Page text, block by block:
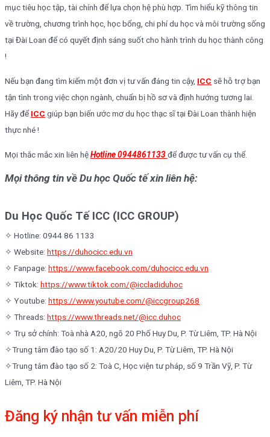
mục tiêu học tập, tài chính để lựa chọn hệ phù hợp. Tìm hiểu kỹ thông tin
về trường, chương trình học, học bổng, chi phí du học và môi trường sống
tại Đài Loan để có quyết định sáng suốt cho hành trình du học thành công
!
Nếu bạn đang tìm kiếm một đơn vị tư vấn đáng tin cậy, ICC sẽ hỗ trợ bạn
tận tình trong việc chọn ngành, chuẩn bị hồ sơ và định hướng tương lai.
Hãy đểICC giúp bạn biến ước mơ du học thạc sĩ tại Đài Loan thành hiện
thực nhé !
Mọi thắc mắc xin liên hệHotline 0944861133để được tư vấn cụ thể.
Mọi thông tin về Du học Quốc tế xin liên hệ:
Du Học Quốc Tế ICC (ICC GROUP)
✧ Hotline: 0944 86 1133
✧ Website: https://duhocicc.edu.vn
✧ Fanpage: https://www.facebook.com/duhocicc.edu.vn
✧ Tiktok: https://www.tiktok.com/@iccladiduhoc
✧ Youtube: https://www.youtube.com/@iccgroup268
✧ Threads: https://www.threads.net/@icc.duhoc
✧ Trụ sở chính: Toà nhà A20, ngõ 20 Phố Huy Du, P. Từ Liêm, TP. Hà Nội
✧Trung tâm đào tạo số 1: A20/20 Huy Du, P. Từ Liêm, TP. Hà Nội
✧Trung tâm đào tạo số 2: Toà C, Học viện tư pháp, số 9 Trần Vỹ, P. Từ
Liêm, TP. Hà Nội
Đăng ký nhận tư vấn miễn phí